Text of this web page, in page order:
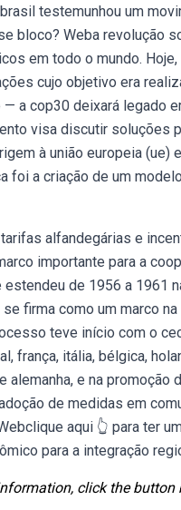
testemunhou um
bloco? Weba revolução
em todo o mundo.
cujo objetivo era
a cop30 deixará legado
visa discutir soluções
à união europeia
foi a criação de um
alfandegárias e
importante para a
de 1956 a 1961
firma como um marco
teve início com o
frança, itália, bélgica,
e na
de medidas em
aqui 👆 para ter
para a integração
click the button